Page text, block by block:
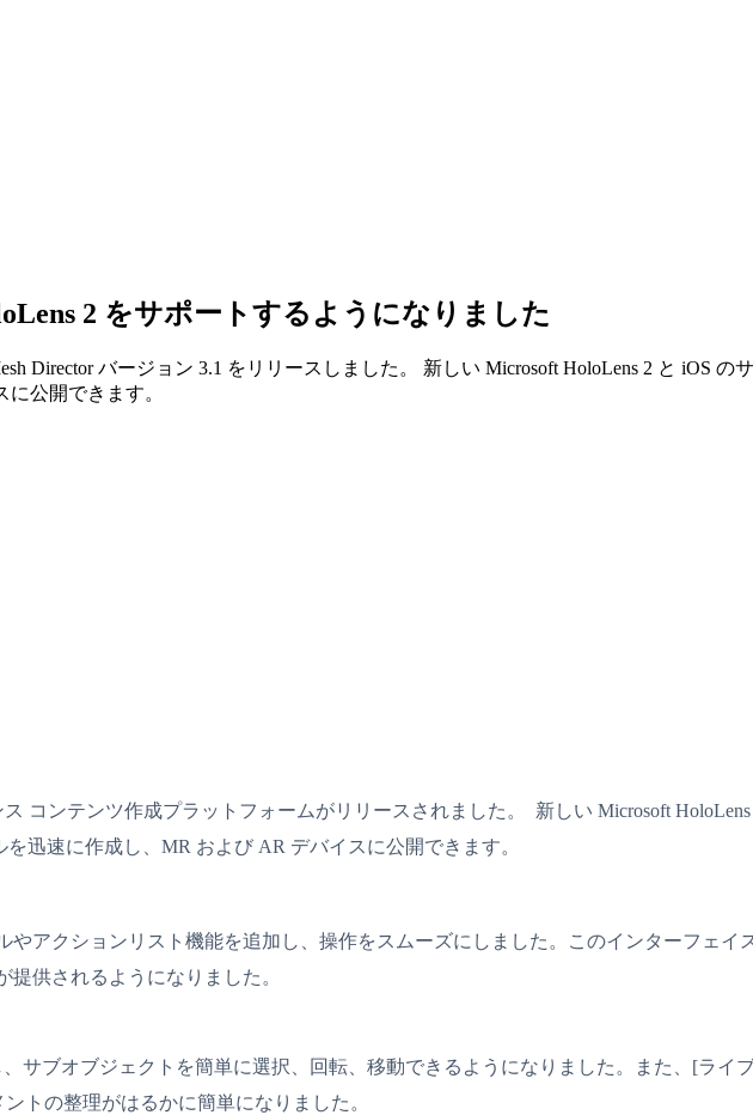
2 をサポートするようになりました
Director バージョン 3.1 をリリースしました。 新しい Microsoft HoloLens 2 と iOS
公開できます。
コンテンツ作成プラットフォームがリリースされました。 新しい Microsoft
迅速に作成し、MR および AR デバイスに公開できます。
アクションリスト機能を追加し、操作をスムーズにしました。このインターフェイ
供されるようになりました。
サブオブジェクトを簡単に選択、回転、移動できるようになりました。また、[ライ
トの整理がはるかに簡単になりました。